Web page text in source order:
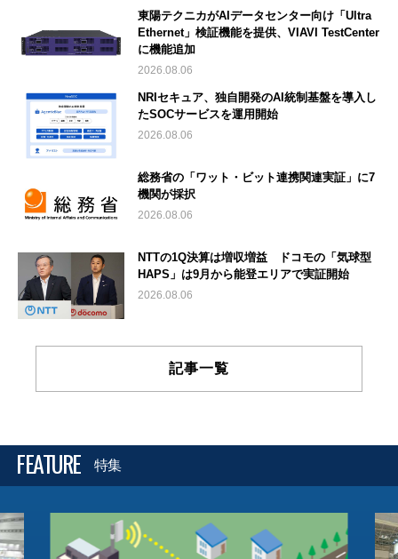
東陽テクニカがAIデータセンター向け「Ultra
Ethernet」検証機能を提供、VIAVI TestCenter
に機能追加
2026.08.06
NRIセキュア、独自開発のAI統制基盤を導入し
たSOCサービスを運用開始
2026.08.06
総務省の「ワット・ビット連携関連実証」に7
機関が採択
2026.08.06
NTTの1Q決算は増収増益 ドコモの「気球型
HAPS」は9月から能登エリアで実証開始
2026.08.06
記事一覧
FEATURE 特集